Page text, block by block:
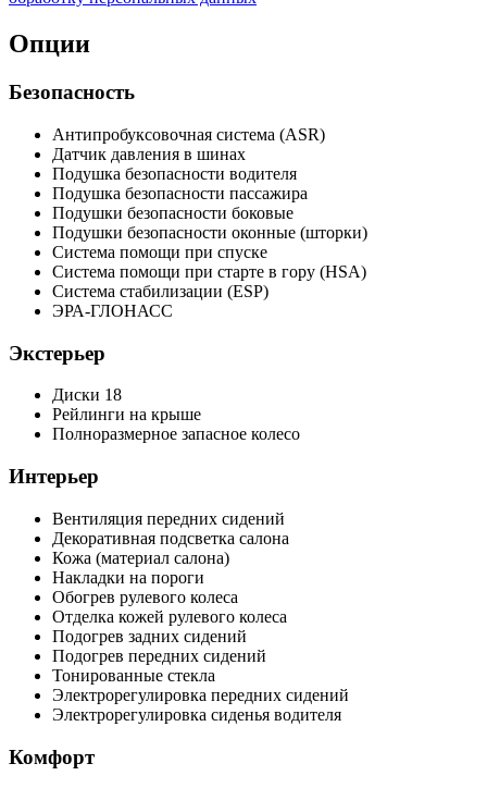
Опции
Безопасность
Антипробуксовочная система (ASR)
Датчик давления в шинах
Подушка безопасности водителя
Подушка безопасности пассажира
Подушки безопасности боковые
Подушки безопасности оконные (шторки)
Система помощи при спуске
Система помощи при старте в гору (HSA)
Система стабилизации (ESP)
ЭРА-ГЛОНАСС
Экстерьер
Диски 18
Рейлинги на крыше
Полноразмерное запасное колесо
Интерьер
Вентиляция передних сидений
Декоративная подсветка салона
Кожа (материал салона)
Накладки на пороги
Обогрев рулевого колеса
Отделка кожей рулевого колеса
Подогрев задних сидений
Подогрев передних сидений
Тонированные стекла
Электрорегулировка передних сидений
Электрорегулировка сиденья водителя
Комфорт